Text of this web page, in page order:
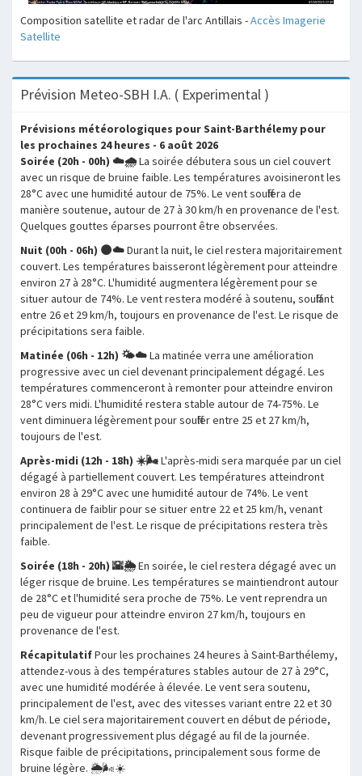
Composition satellite et radar de l'arc Antillais -Accès Imagerie
Satellite
Prévision Meteo-SBH I.A. ( Experimental )
Prévisions météorologiques pour Saint-Barthélemy pour
les prochaines 24 heures - 6 août 2026
Soirée (20h - 00h) ☁️🌧️La soirée débutera sous un ciel couvert
avec un risque de bruine faible. Les températures avoisineront les
28°C avec une humidité autour de 75%. Le vent soufflera de
manière soutenue, autour de 27 à 30 km/h en provenance de l'est.
Quelques gouttes éparses pourront être observées.
Nuit (00h - 06h) 🌑☁️Durant la nuit, le ciel restera majoritairement
couvert. Les températures baisseront légèrement pour atteindre
environ 27 à 28°C. L'humidité augmentera légèrement pour se
situer autour de 74%. Le vent restera modéré à soutenu, soufflant
entre 26 et 29 km/h, toujours en provenance de l'est. Le risque de
précipitations sera faible.
Matinée (06h - 12h) 🌤️☁️La matinée verra une amélioration
progressive avec un ciel devenant principalement dégagé. Les
températures commenceront à remonter pour atteindre environ
28°C vers midi. L'humidité restera stable autour de 74-75%. Le
vent diminuera légèrement pour souffler entre 25 et 27 km/h,
toujours de l'est.
Après-midi (12h - 18h) ☀️🌬️L'après-midi sera marquée par un ciel
dégagé à partiellement couvert. Les températures atteindront
environ 28 à 29°C avec une humidité autour de 74%. Le vent
continuera de faiblir pour se situer entre 22 et 25 km/h, venant
principalement de l'est. Le risque de précipitations restera très
faible.
Soirée (18h - 20h) 🌇🌦️En soirée, le ciel restera dégagé avec un
léger risque de bruine. Les températures se maintiendront autour
de 28°C et l'humidité sera proche de 75%. Le vent reprendra un
peu de vigueur pour atteindre environ 27 km/h, toujours en
provenance de l'est.
RécapitulatifPour les prochaines 24 heures à Saint-Barthélemy,
attendez-vous à des températures stables autour de 27 à 29°C,
avec une humidité modérée à élevée. Le vent sera soutenu,
principalement de l'est, avec des vitesses variant entre 22 et 30
km/h. Le ciel sera majoritairement couvert en début de période,
devenant progressivement plus dégagé au fil de la journée.
Risque faible de précipitations, principalement sous forme de
bruine légère. 🌦️🌬️☀️